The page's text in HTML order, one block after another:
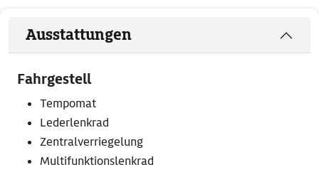
Ausstattungen
Fahrgestell
Tempomat
Lederlenkrad
Zentralverriegelung
Multifunktionslenkrad